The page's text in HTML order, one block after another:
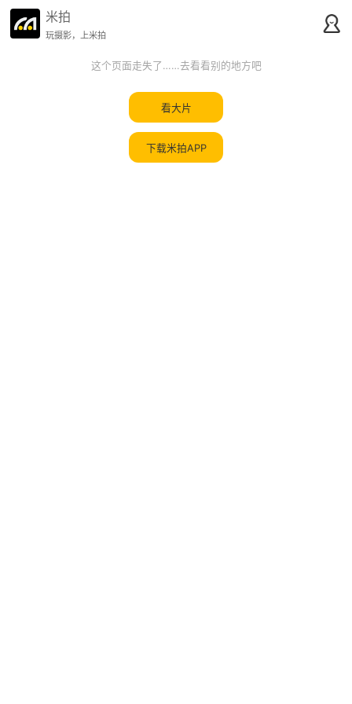
米拍
玩摄影，上米拍
这个页面走失了……去看看别的地方吧
看大片
下载米拍APP